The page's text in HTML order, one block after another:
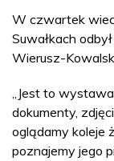
W czwartek
Suwałkach
Wierusz-
„Jest to
dokumenty,
oglądamy koleje
poznajemy jego